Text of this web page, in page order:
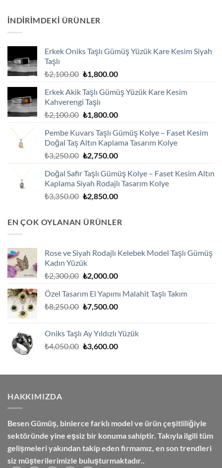
İNDIRIMDEKI ÜRÜNLER
Erkek Oniks Taşlı Gümüş Yüzük Kare Kesim Siyah
Taşlı
₺2,100.00 Orijinal
₺2,100.00.
₺1,800.00Şu
fiyat:
Erkek Akik Taşlı Gümüş Yüzük Kare Kesim
Kahverengi Taşlı
₺2,100.00 Orijinal
₺2,100.00.
₺1,800.00Şu
fiyat:
₺1,800.00.
Pembe Kuvars Taşlı Gümüş Kolye – Faset Kesim
Doğal Taş Altın Kaplama Tasarım Kolye
₺3,250.00 Orijinal
₺3,250.00.
₺2,750.00Şu
fiyat:
₺2,750.00.
Doğal Safir Taşlı Gümüş Kolye – Faset Kesim Altın
Kaplama Siyah Rodajlı Tasarım Kolye
₺3,350.00 Orijinal
₺3,350.00.
₺2,850.00Şu
₺2,850.00.
EN ÇOK OYLANAN ÜRÜNLER
Rose ve Siyah Rodajlı Kelebek Model Taşlı Gümüş
Kadın Yüzük
₺2,300.00 Orijinal
₺2,300.00.
₺2,000.00Şu
fiyat:
₺2,000.00.
Özel Tasarım El Yapımı Malahit Taşlı Takım
₺8,250.00 Orijinal
₺7,500.00Şu
₺7,500.00.
Oniks Taşlı Ay Yıldızlı Yüzük
₺4,050.00 Orijinal
₺3,600.00Şu
₺3,600.00.
HAKKIMIZDA
Besen Gümüş, binlerce farklı model ve ürün çeşitliliğiyle
sektöründe yine eşsiz bir konuma sahiptir. Takıyla ilgili tüm
gelişmeleri yakından takip eden firmamız, en son trendleri
siz müşterilerimizle buluşturmaktadır..